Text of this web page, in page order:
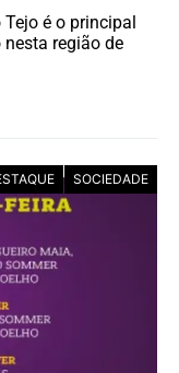
é o principal
região de
SOCIEDADE